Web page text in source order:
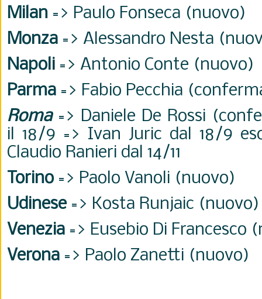
Milan => Paulo Fonseca (nuovo)
Monza => Alessandro Nesta
Napoli => Antonio Conte (nuovo)
Parma => Fabio Pecchia
Roma => Daniele De Rossi
il 18/9 => Ivan Juric dal 18/9
Claudio Ranieri dal 14/11
Torino => Paolo Vanoli (nuovo)
Udinese => Kosta Runjaic (nuovo)
Venezia => Eusebio Di Francesco
Verona => Paolo Zanetti (nuovo)